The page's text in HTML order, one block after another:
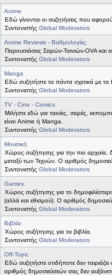
Anime
Εδώ γίνονται οι συζητήσεις που
Συντονιστής Global Moderators
Anime Reviews - Βαθμολογίες
Παρουσιάσεις Σειρών-Ταινιών-OVA
Συντονιστής Global Moderators
Manga
Εδώ συζητήστε τα πάντα σχετικά με
Συντονιστής Global Moderators
TV - Cine - Comics
Μιλήστε εδώ για ταινίες, σειρές,
είναι Anime ή Manga.
Συντονιστής Global Moderators
Μουσική
Χώρος συζήτησης για την πιο αρχαία,
μεταξύ των Τεχνών. Ο αριθμός
Συντονιστής Global Moderators
Games
Χώρος συζήτησης για το
(αλλά και εθισμού). Ο αριθμός
Συντονιστής Global Moderators
Βιβλία
Χώρος συζήτησης για τα βιβλία.
Συντονιστής Global Moderators
Off-Topic
Εδώ συζητήστε οτιδήποτε δεν
αριθμός δημοσιεύσεών σας δεν